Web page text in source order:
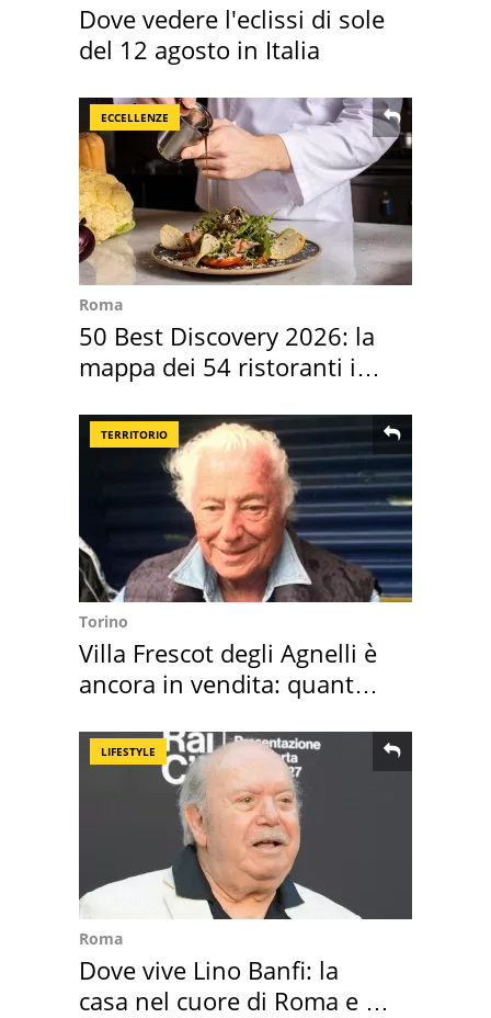
Dove vedere l'eclissi di sole
del 12 agosto in Italia
ECCELLENZE
Roma
50 Best Discovery 2026: la
mappa dei 54 ristoranti in
TERRITORIO
Torino
Villa Frescot degli Agnelli è
ancora in vendita: quanto
LIFESTYLE
Roma
Dove vive Lino Banfi: la
casa nel cuore di Roma e i